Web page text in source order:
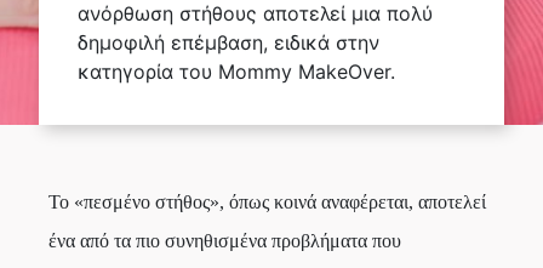
ανόρθωση στήθους αποτελεί μια πολύ
δημοφιλή επέμβαση, ειδικά στην
κατηγορία του Mommy MakeOver.
Το «πεσμένο στήθος», όπως κοινά αναφέρεται, αποτελεί
ένα από τα πιο συνηθισμένα προβλήματα που